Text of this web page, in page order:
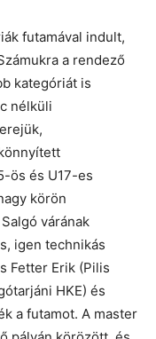
futamával indult,
a rendező
kategóriát is
nélküli
ös és U17-es
körön
várának
igen technikás
Fetter Erik (Pilis
HKE) és
a futamot. A master